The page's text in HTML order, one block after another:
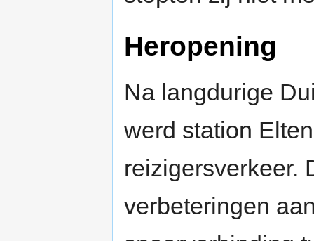
Heropening
Na langdurige
werd station
reizigersverkeer.
verbeteringen